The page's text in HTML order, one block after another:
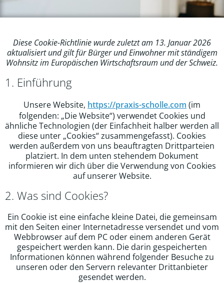
Diese Cookie-Richtlinie wurde zuletzt am 13. Januar 2026
aktualisiert und gilt für Bürger und Einwohner mit ständigem
Wohnsitz im Europäischen Wirtschaftsraum und der Schweiz.
1. Einführung
Unsere Website, https://praxis-scholle.com (im
folgenden: „Die Website“) verwendet Cookies und
ähnliche Technologien (der Einfachheit halber werden all
diese unter „Cookies“ zusammengefasst). Cookies
werden außerdem von uns beauftragten Drittparteien
platziert. In dem unten stehendem Dokument
informieren wir dich über die Verwendung von Cookies
auf unserer Website.
2. Was sind Cookies?
Ein Cookie ist eine einfache kleine Datei, die gemeinsam
mit den Seiten einer Internetadresse versendet und vom
Webbrowser auf dem PC oder einem anderen Gerät
gespeichert werden kann. Die darin gespeicherten
Informationen können während folgender Besuche zu
unseren oder den Servern relevanter Drittanbieter
gesendet werden.